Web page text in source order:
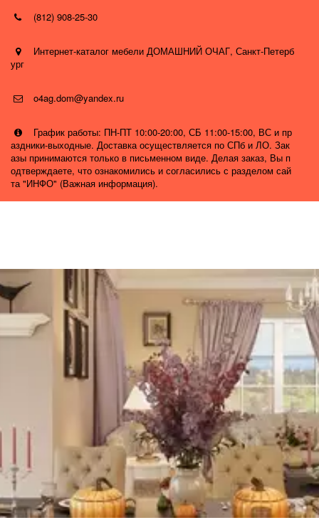
(812) 908-25-30
Интернет-каталог мебели ДОМАШНИЙ ОЧАГ, Санкт-Петерб
ург
o4ag.dom@yandex.ru
График работы: ПН-ПТ 10:00-20:00, СБ 11:00-15:00, ВС и пр
аздники-выходные. Доставка осуществляется по СПб и ЛО. Зак
азы принимаются только в письменном виде. Делая заказ, Вы п
одтверждаете, что ознакомились и согласились с разделом сай
та "ИНФО" (Важная информация).